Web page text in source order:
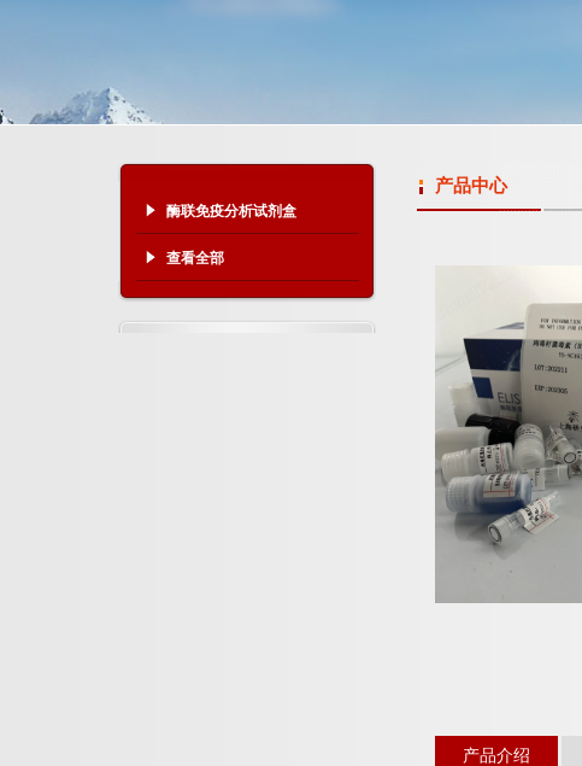
酶联免疫分析试剂盒
查看全部
产品中心
产品介绍